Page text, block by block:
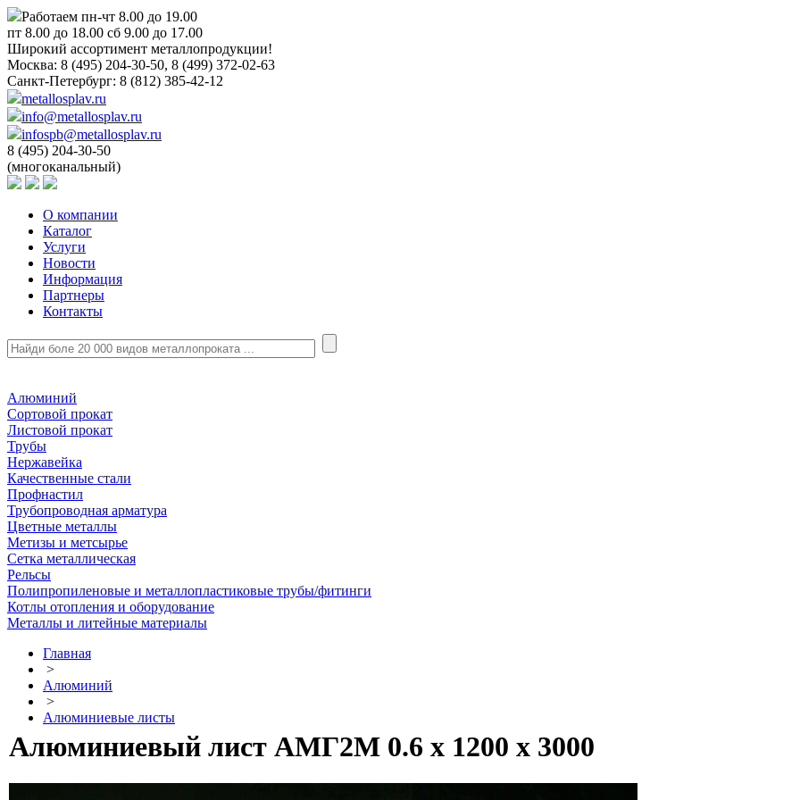
Работаем пн-чт 8.00 до 19.00
пт 8.00 до 18.00 сб 9.00 до 17.00
Широкий ассортимент металлопродукции!
Москва: 8 (495) 204-30-50, 8 (499) 372-02-63
Санкт-Петербург: 8 (812) 385-42-12
metallosplav.ru
info@metallosplav.ru
infospb@metallosplav.ru
8 (495) 204-30-50
(многоканальный)
О компании
Каталог
Услуги
Новости
Информация
Партнеры
Контакты
Алюминий
Сортовой прокат
Листовой прокат
Трубы
Нержавейка
Качественные стали
Профнастил
Трубопроводная арматура
Цветные металлы
Метизы и метсырье
Сетка металлическая
Рельсы
Полипропиленовые и металлопластиковые трубы/фитинги
Котлы отопления и оборудование
Металлы и литейные материалы
Главная
>
Алюминий
>
Алюминиевые листы
Алюминиевый лист АМГ2М 0.6 х 1200 х 3000